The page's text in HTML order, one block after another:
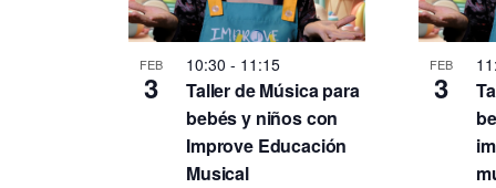
ú
s
B
u
FEB
3
10:30 - 11:15
Taller de Música para
bebés y niños con
Improve Educación
Musical
FEB
3